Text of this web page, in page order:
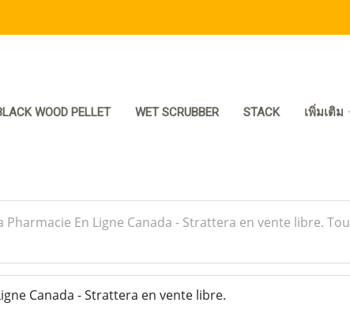
WOOD PELLET WET SCRUBBER STACK เพิ่มเติม
En Ligne Canada - Strattera en vente libre.
Canada - Strattera en vente libre.